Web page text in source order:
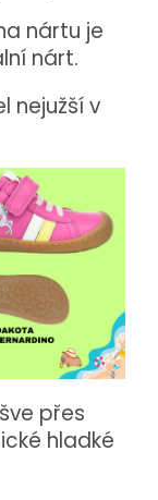
nártu je
nárt.
nejužší v
přes
hladké